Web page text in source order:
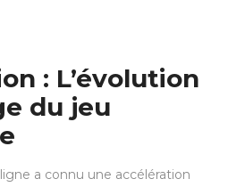
: L’évolution
du jeu
a connu une accélération